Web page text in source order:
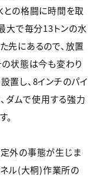
との格闘に時間を取
大で毎分13トンの水
先にあるので、放置
の状態は今も変わり
置し、8インチのパイ
ダムで使用する強力
。
外の事態が生じま
ネル(大桐)作業所の